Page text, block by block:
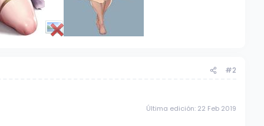
#2
Última edición: 22 Feb 2019